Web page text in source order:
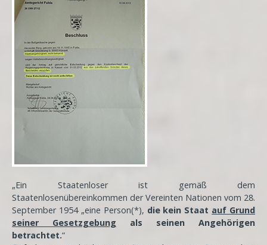
„Ein Staatenloser ist gemäß dem
Staatenlosenübereinkommen der Vereinten Nationen vom 28.
September 1954 „eine Person(*), die kein Staat auf Grund
seiner Gesetzgebung als seinen Angehörigen
betrachtet.“